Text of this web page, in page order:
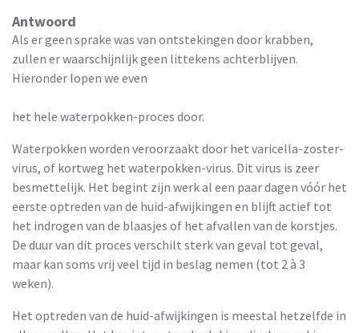
Antwoord
Als er geen sprake was van ontstekingen door krabben,
zullen er waarschijnlijk geen littekens achterblijven.
Hieronder lopen we even
het hele waterpokken-proces door.
Waterpokken worden veroorzaakt door het varicella-zoster-
virus, of kortweg het waterpokken-virus. Dit virus is zeer
besmettelijk. Het begint zijn werk al een paar dagen vóór het
eerste optreden van de huid-afwijkingen en blijft actief tot
het indrogen van de blaasjes of het afvallen van de korstjes.
De duur van dit proces verschilt sterk van geval tot geval,
maar kan soms vrij veel tijd in beslag nemen (tot 2 à 3
weken).
Het optreden van de huid-afwijkingen is meestal hetzelfde in